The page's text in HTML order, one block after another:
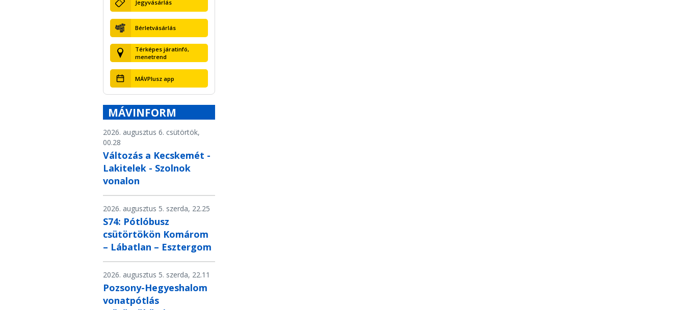
Jegyvásárlás
Bérletvásárlás
Térképes járatinfó,
menetrend
MÁVPlusz app
MÁVINFORM
2026. augusztus 6. csütörtök,
00.28
Változás a Kecskemét -
Lakitelek - Szolnok
vonalon
2026. augusztus 5. szerda, 22.25
S74: Pótlóbusz
csütörtökön Komárom
– Lábatlan – Esztergom
2026. augusztus 5. szerda, 22.11
Pozsony-Hegyeshalom
vonatpótlás